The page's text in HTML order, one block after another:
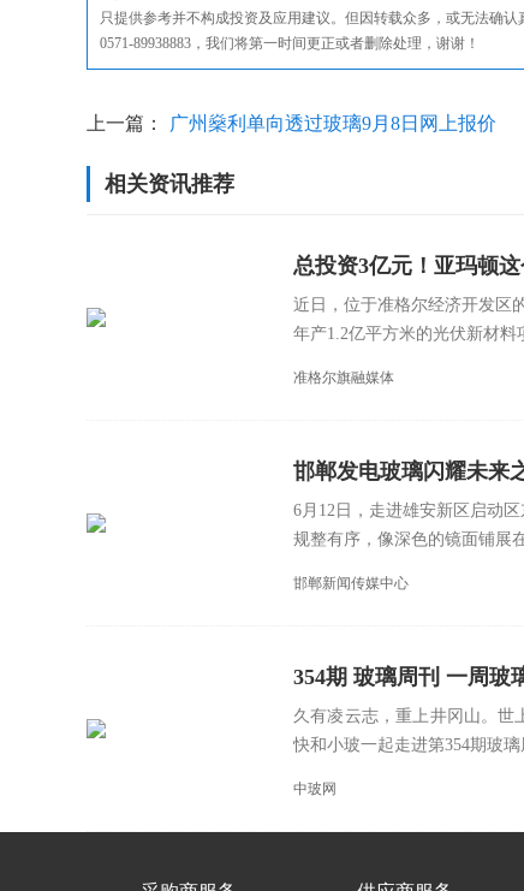
只提供参考并不构成投资及应用建议。但因转载众多，或无法确
0571-89938883，我们将第一时间更正或者删除处理，谢谢！
上一篇： 广州燊利单向透过玻璃9月8日网上报价
相关资讯推荐
总投资3亿元！亚玛顿
近日，位于准格尔经济开发区
年产1.2亿平方米的光伏新材料
准格尔旗融媒体
邯郸发电玻璃闪耀未来
6月12日，走进雄安新区启动
规整有序，像深色的镜面铺展
邯郸新闻传媒中心
354期 玻璃周刊 一周玻
久有凌云志，重上井冈山。世
快和小玻一起走进第354期玻
中玻网